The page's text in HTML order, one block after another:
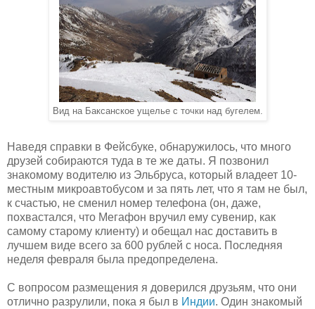
Вид на Баксанское ущелье с точки над бугелем.
Наведя справки в Фейсбуке, обнаружилось, что много
друзей собираются туда в те же даты. Я позвонил
знакомому водителю из Эльбруса, который владеет 10-
местным микроавтобусом и за пять лет, что я там не был,
к счастью, не сменил номер телефона (он, даже,
похвастался, что Мегафон вручил ему сувенир, как
самому старому клиенту) и обещал нас доставить в
лучшем виде всего за 600 рублей с носа. Последняя
неделя февраля была предопределена.
С вопросом размещения я доверился друзьям, что они
отлично разрулили, пока я был в Индии. Один знакомый